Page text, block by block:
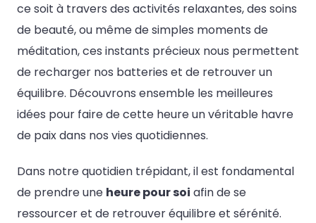
ce soit à travers des activités relaxantes, des soins
de beauté, ou même de simples moments de
méditation, ces instants précieux nous permettent
de recharger nos batteries et de retrouver un
équilibre. Découvrons ensemble les meilleures
idées pour faire de cette heure un véritable havre
de paix dans nos vies quotidiennes.
Dans notre quotidien trépidant, il est fondamental
de prendre une heure pour soi afin de se
ressourcer et de retrouver équilibre et sérénité.